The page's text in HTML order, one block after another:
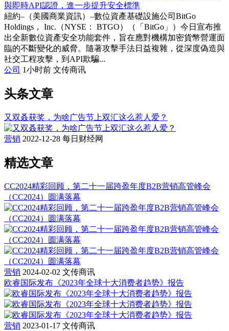
與即時API認證，進一步提升安全標準
紐約–（美國商業資訊）–數位資產基礎設施公司BitGo
Holdings， Inc.（NYSE： BTGO）（「BitGo」）今日宣布推
出全新數位資產安全功能套件，旨在應對機構加密貨幣營運面
臨的不斷變化的威脅。隨著攻擊手法日益複雜，從深度偽造與
社交工程攻擊，到API欺騙...
公司 1小时前 文传商讯
头条文章
又双叒获奖，为啥广告节上双汇这么惹人爱？
营销 2022-12-28 每日财经网
精选文章
CC2024精彩回顾，第二十一届跨盈年度B2B营销高管峰会
（CC2024）圆满落幕
营销 2024-02-02 文传商讯
欧睿国际发布《2023年全球十大消费者趋势》报告
营销 2023-01-17 文传商讯